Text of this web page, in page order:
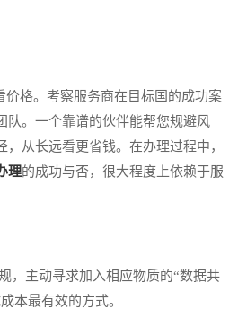
格。考察服务商在目标国的成功案
队。一个靠谱的伙伴能帮您规避风
，从长远看更省钱。在办理过程中，
理的成功与否，很大程度上依赖于服
主动寻求加入相应物质的“数据共
本最有效的方式。